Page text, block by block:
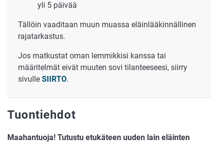
yli 5 päivää
Tällöin vaaditaan muun muassa eläinlääkinnällinen
rajatarkastus.
Jos matkustat oman lemmikkisi kanssa tai
määritelmät eivät muuten sovi tilanteeseesi, siirry
sivulle SIIRTO.
Tuontiehdot
Maahantuoja! Tutustu etukäteen uuden lain eläinten